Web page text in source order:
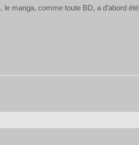
le manga, comme toute BD, a d’abord